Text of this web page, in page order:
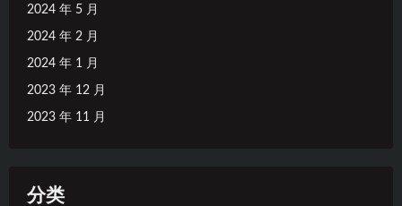
2024 年 5 月
2024 年 2 月
2024 年 1 月
2023 年 12 月
2023 年 11 月
分类